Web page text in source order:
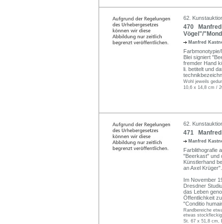
62.
470 Manfred
Vögel"/
Manfred
Blei signiert
fremder Hand
li. betitelt und
Wohl jeweils
10,6 x 14,8 cm /
62.
471 Manfred
Manfred
Farblithografie
"Beerkast" und
Künstlerhand
an Axel Krüger".
Im November
Dresdner
das Leben
Öffentlichkeit
"Conditio
Randbereiche
etwas
St. 67 x 51,8 cm,